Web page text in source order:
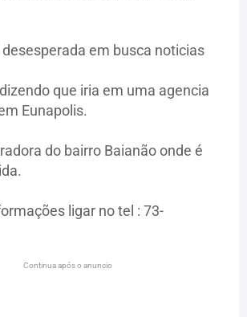
em busca noticias
que iria em uma agencia
Eunapolis.
do bairro Baianão onde é
ligar no tel : 73-
Continua após o anuncio